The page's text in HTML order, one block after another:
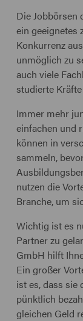
Die Jobbörsen
ein geeignetes
Konkurrenz
unmöglich zu
auch viele
studierte
Immer mehr
einfachen und
können in
sammeln,
nutzen die
Branche, um
Wichtig ist es
Partner zu
GmbH hilft
Ein großer
ist es, dass
pünktlich
gleichen Geld